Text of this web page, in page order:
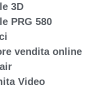
3D
PRG 580
vendita online
Video